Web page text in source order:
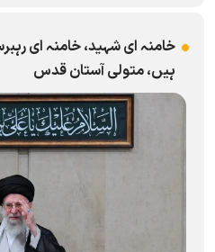
خامنہ ای شہید، خامنہ ای
ہیں، متولی آستان قدس